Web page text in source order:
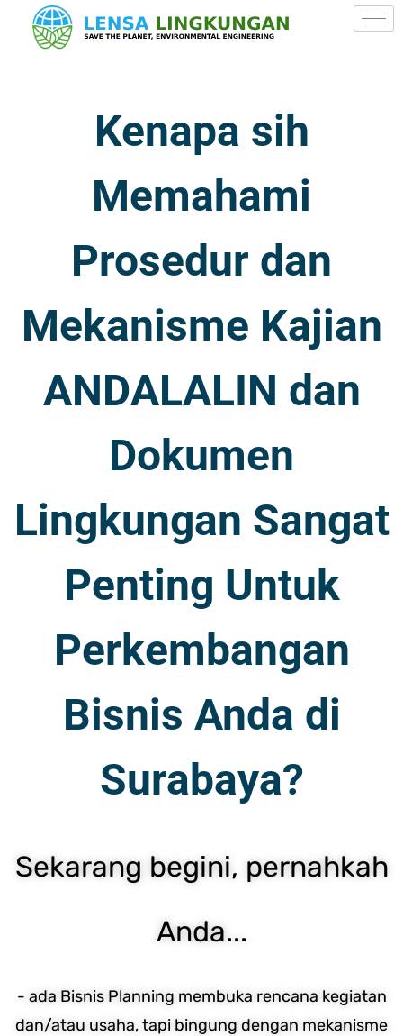
Kenapa sih
Memahami
Prosedur dan
Mekanisme Kajian
ANDALALIN dan
Dokumen
Lingkungan Sangat
Penting Untuk
Perkembangan
Bisnis Anda di
Surabaya?
Sekarang begini, pernahkah
Anda...
- ada Bisnis Planning membuka rencana kegiatan
dan/atau usaha, tapi bingung dengan mekanisme